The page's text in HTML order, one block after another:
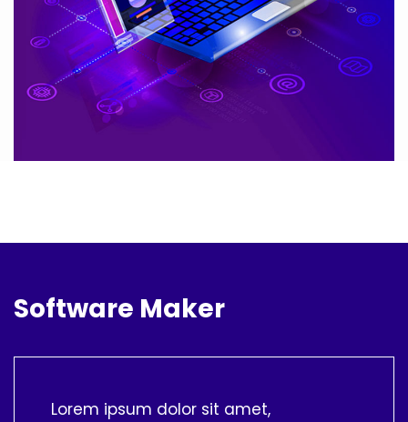
Software Maker
Lorem ipsum dolor sit amet,